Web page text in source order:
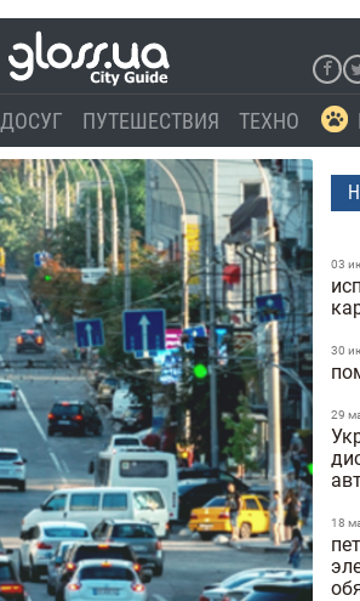
ДОСУГ ПУТЕШЕСТВИЯ ТЕХНО
03
30
29
18